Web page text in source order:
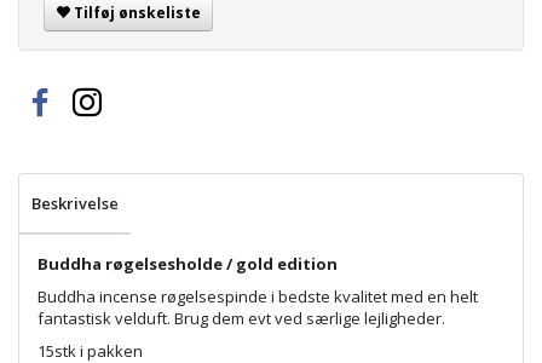
Tilføj ønskeliste
Beskrivelse
Buddha røgelsesholde / gold edition
Buddha incense røgelsespinde i bedste kvalitet med en helt
fantastisk velduft. Brug dem evt ved særlige lejligheder.
15stk i pakken